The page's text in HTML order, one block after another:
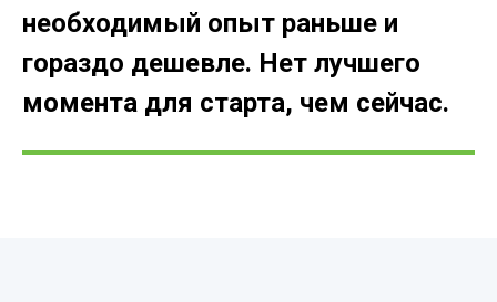
необходимый опыт раньше и
гораздо дешевле. Нет лучшего
момента для старта, чем сейчас.